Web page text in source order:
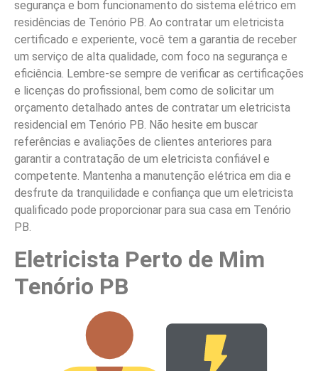
segurança e bom funcionamento do sistema elétrico em
residências de Tenório PB. Ao contratar um eletricista
certificado e experiente, você tem a garantia de receber
um serviço de alta qualidade, com foco na segurança e
eficiência. Lembre-se sempre de verificar as certificações
e licenças do profissional, bem como de solicitar um
orçamento detalhado antes de contratar um eletricista
residencial em Tenório PB. Não hesite em buscar
referências e avaliações de clientes anteriores para
garantir a contratação de um eletricista confiável e
competente. Mantenha a manutenção elétrica em dia e
desfrute da tranquilidade e confiança que um eletricista
qualificado pode proporcionar para sua casa em Tenório
PB.
Eletricista Perto de Mim
Tenório PB